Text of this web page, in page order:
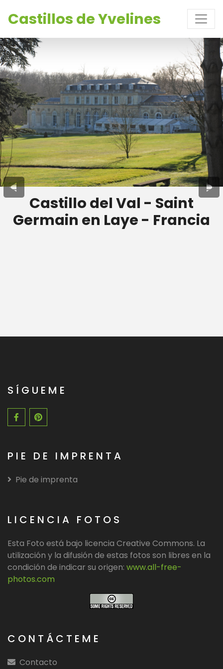
Castillos de Yvelines
Castillo del Val - Saint
Germain en Laye - Francia
SÍGUEME
PIE DE IMPRENTA
Pie de imprenta
LICENCIA FOTOS
Esta Foto está bajo licencia Creative Commons. La
utilización y la difusión de estas fotos son libres en la
condición de indicar su origen: www.all-free-
photos.com
CONTÁCTEME
Contacto